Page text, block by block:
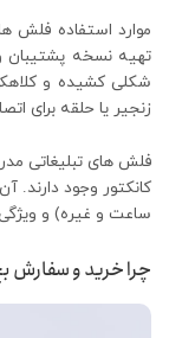
موارد استفاده فلش
تهیه نسخه پشتیبان
شکلی کشیده و
زنجیر یا حلقه برای
فلش های تبلیغاتی
کانکتور وجود دارند.
ساعت و غیره) و
چرا خرید و سفارش